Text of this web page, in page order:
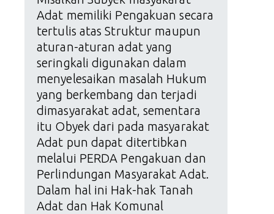
Adat memiliki Pengakuan secara
tertulis atas Struktur maupun
aturan-aturan adat yang
seringkali digunakan dalam
menyelesaikan masalah Hukum
yang berkembang dan terjadi
dimasyarakat adat, sementara
itu Obyek dari pada masyarakat
Adat pun dapat ditertibkan
melalui PERDA Pengakuan dan
Perlindungan Masyarakat Adat.
Dalam hal ini Hak-hak Tanah
Adat dan Hak Komunal